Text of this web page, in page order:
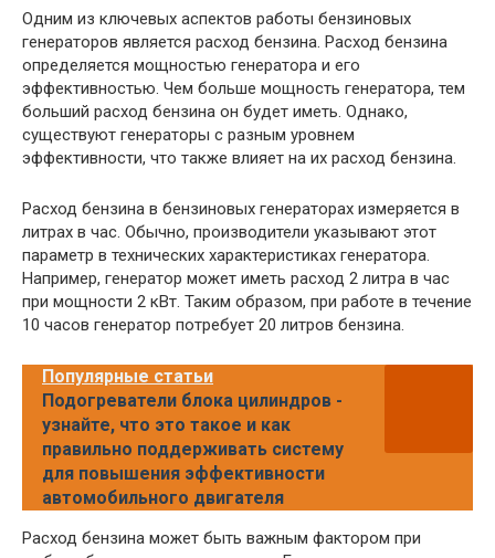
Одним из ключевых аспектов работы бензиновых
генераторов является расход бензина. Расход бензина
определяется мощностью генератора и его
эффективностью. Чем больше мощность генератора, тем
больший расход бензина он будет иметь. Однако,
существуют генераторы с разным уровнем
эффективности, что также влияет на их расход бензина.
Расход бензина в бензиновых генераторах измеряется в
литрах в час. Обычно, производители указывают этот
параметр в технических характеристиках генератора.
Например, генератор может иметь расход 2 литра в час
при мощности 2 кВт. Таким образом, при работе в течение
10 часов генератор потребует 20 литров бензина.
Популярные статьи
Подогреватели блока цилиндров -
узнайте, что это такое и как
правильно поддерживать систему
для повышения эффективности
автомобильного двигателя
Расход бензина может быть важным фактором при